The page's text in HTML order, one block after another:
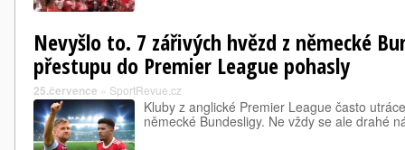
Nevyšlo to. 7 zářivých hvězd z německé
přestupu do Premier League pohasly
25.července » SportRevue.cz
Kluby z anglické Premier League často
německé Bundesligy. Ne vždy se ale drahé